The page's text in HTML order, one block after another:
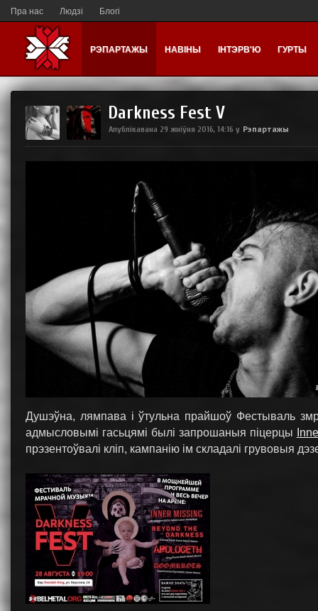
Пра нас Людзі Блогі
РЭПАРТАЖЫ НАВІНЫ ІНТЭРВ'Ю ГУРТЫ
Darkness Fest V
Апублікавана 29 жніўня 2016, 14:16 у Рэпартажы
Душэўна, лямпава і ўтульна прайшоў Фестываль
адмысловымі гасьцямі былі запрошаныя піцерцы
прэзентоўвалі кліп, кампанію ім складалі грувовыя